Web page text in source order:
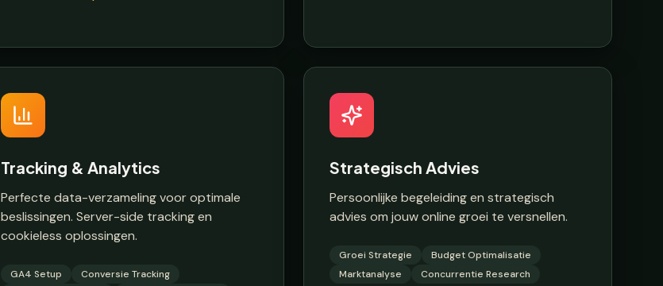
Tracking & Analytics
Perfecte data-verzameling voor optimale
beslissingen. Server-side tracking en
cookieless oplossingen.
GA4 Setup
Conversie Tracking
Strategisch Advies
Persoonlijke begeleiding en strategisch
advies om jouw online groei te versnellen.
Groei Strategie
Budget Optimalisatie
Marktanalyse
Concurrentie Research